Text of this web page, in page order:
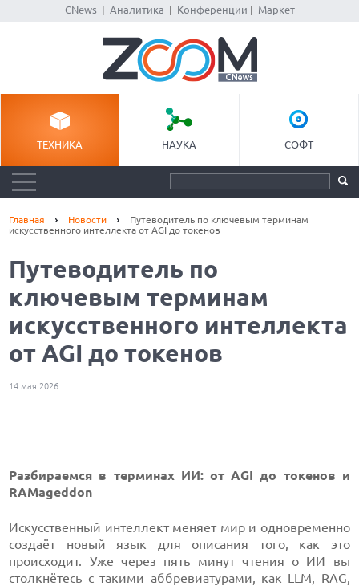
CNews| Аналитика Конференции Маркет
ТЕХНИКА НАУКА СОФТ
Главная Новости
Путеводитель по ключевым терминам
искусственного интеллекта от AGI до токенов
Путеводитель по
ключевым терминам
искусственного интеллекта
от AGI до токенов
14 мая 2026
Разбираемся в терминах ИИ: от AGI до токенов и
RAMageddon
Искусственный интеллект меняет мир и одновременно
создаёт новый язык для описания того, как это
происходит. Уже через пять минут чтения о ИИ вы
столкнётесь с такими аббревиатурами, как LLM, RAG,